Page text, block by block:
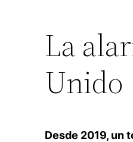
La
Unido
Desde 2019, un